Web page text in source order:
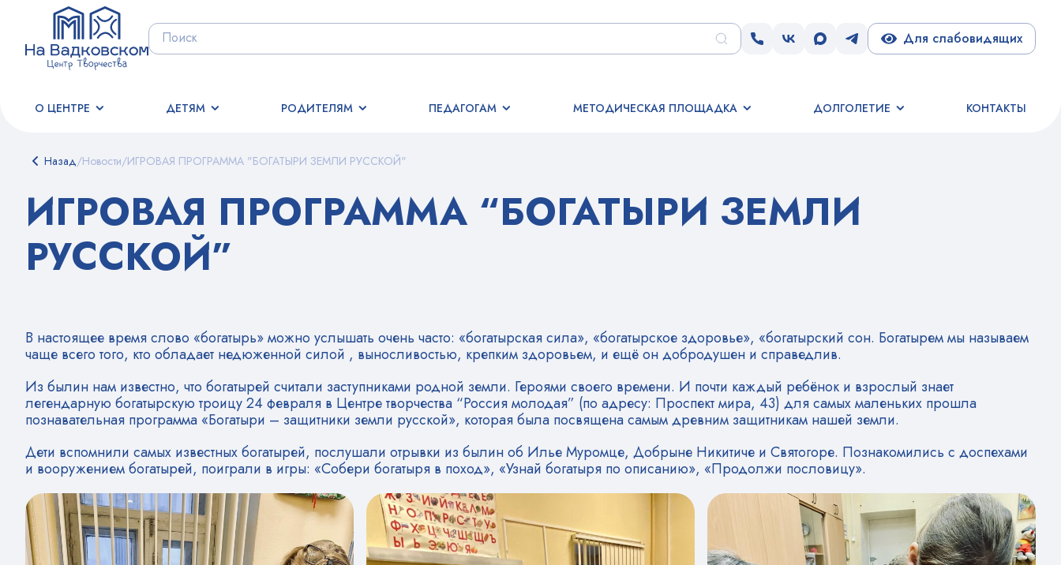
Для слабовидящих
О ЦЕНТРЕ ДЕТЯМ РОДИТЕЛЯМ ПЕДАГОГАМ МЕТОДИЧЕСКАЯ ПЛОЩАДКА ДОЛГОЛЕТИЕ КОНТАКТЫ
Назад/Новости/ИГРОВАЯ ПРОГРАММА "БОГАТЫРИ ЗЕМЛИ РУССКОЙ"
ИГРОВАЯ ПРОГРАММА “БОГАТЫРИ ЗЕМЛИ
РУССКОЙ”
В настоящее время слово «богатырь» можно услышать очень часто: «богатырская сила», «богатырское здоровье», «богатырский сон. Богатырем мы называем
чаще всего того, кто обладает недюженной силой , выносливостью, крепким здоровьем, и ещё он добродушен и справедлив.
Из былин нам известно, что богатырей считали заступниками родной земли. Героями своего времени. И почти каждый ребёнок и взрослый знает
легендарную богатырскую троицу 24 февраля в Центре творчества “Россия молодая” (по адресу: Проспект мира, 43) для самых маленьких прошла
познавательная программа «Богатыри – защитники земли русской», которая была посвящена самым древним защитникам нашей земли.
Дети вспомнили самых известных богатырей, послушали отрывки из былин об Илье Муромце, Добрыне Никитиче и Святогоре. Познакомились с доспехами
и вооружением богатырей, поиграли в игры: «Собери богатыря в поход», «Узнай богатыря по описанию», «Продолжи пословицу».